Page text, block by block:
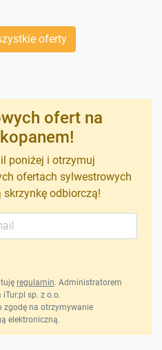
oferty
ofert na
poniżej i otrzymuj
ofertach sylwestrowych
odbiorczą!
regulamin. Administratorem
sp. z o.o.
zgodę na otrzymywanie
elektroniczną.